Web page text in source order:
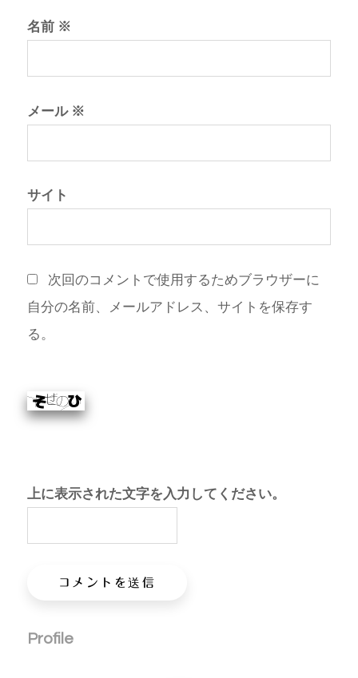
名前 ※
メール ※
サイト
次回のコメントで使用するためブラウザーに
自分の名前、メールアドレス、サイトを保存す
る。
上に表示された文字を入力してください。
Profile